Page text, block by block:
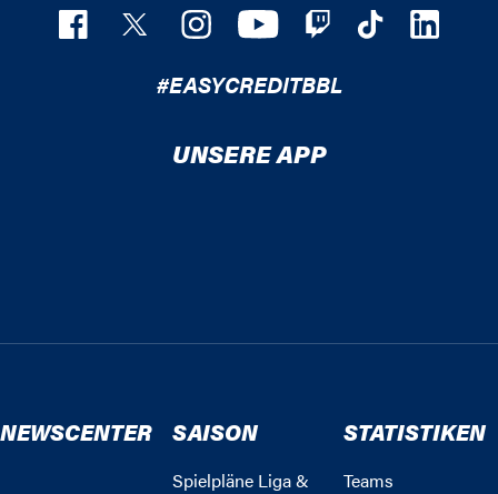
#EASYCREDITBBL
UNSERE APP
NEWSCENTER SAISON
Spielpläne Liga &
STATISTIKEN
Teams